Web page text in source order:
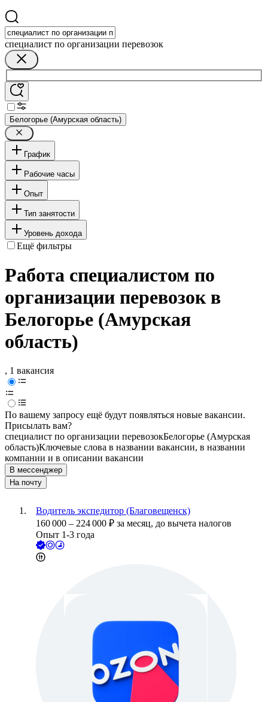
специалист по организации перевозок
Белогорье (Амурская область)
График
Рабочие часы
Опыт
Тип занятости
Уровень дохода
Ещё фильтры
Работа специалистом по
организации перевозок в
Белогорье (Амурская
область)
, 1 вакансия
По вашему запросу ещё будут появляться новые вакансии.
Присылать вам?
специалист по организации перевозокБелогорье (Амурская
область)Ключевые слова в названии вакансии, в названии
компании и в описании вакансии
В мессенджер
На почту
Водитель экспедитор (Благовещенск)
160 000 – 224 000 ₽ за месяц, до вычета налогов
Опыт 1-3 года